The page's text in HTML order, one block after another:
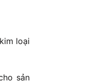
loại
sản